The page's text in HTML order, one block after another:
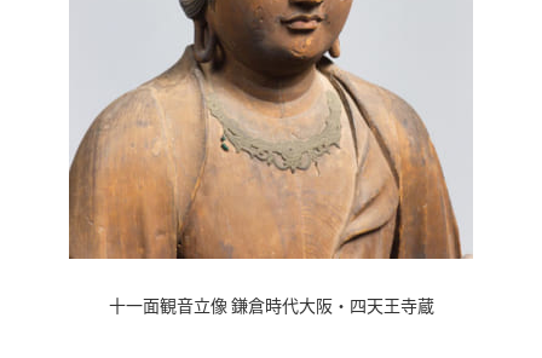
十一面観音立像 鎌倉時代大阪・四天王寺蔵